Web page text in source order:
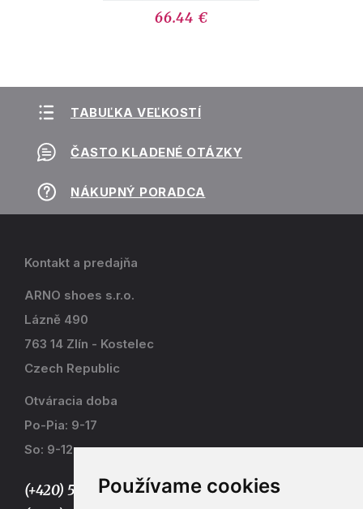
Používame cookies
66.44 €
TABUĽKA VEĽKOSTÍ
ČASTO KLADENÉ OTÁZKY
NÁKUPNÝ PORADCA
Kontakt a predajňa
ARNO shoes s.r.o.
Lázně 490
763 14 Zlín - Kostelec
Czech Republic
Otváracia doba
Po-Pia: 9-17
So: 9-12
(+420) 577 915 036,